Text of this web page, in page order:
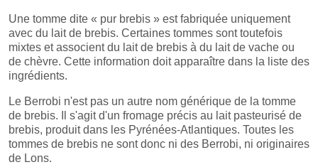
Une tomme dite « pur brebis » est fabriquée uniquement
avec du lait de brebis. Certaines tommes sont toutefois
mixtes et associent du lait de brebis à du lait de vache ou
de chèvre. Cette information doit apparaître dans la liste des
ingrédients.
Le Berrobi n'est pas un autre nom générique de la tomme
de brebis. Il s'agit d'un fromage précis au lait pasteurisé de
brebis, produit dans les Pyrénées-Atlantiques. Toutes les
tommes de brebis ne sont donc ni des Berrobi, ni originaires
de Lons.